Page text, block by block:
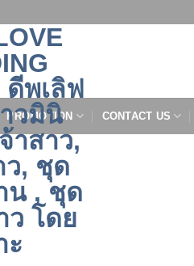
PROMOTION CONTACT US